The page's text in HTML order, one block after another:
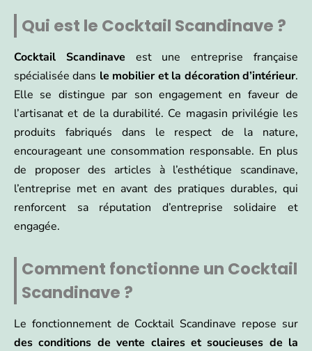
Qui est le Cocktail Scandinave ?
Cocktail Scandinave est une entreprise française
spécialisée dans le mobilier et la décoration d’intérieur.
Elle se distingue par son engagement en faveur de
l’artisanat et de la durabilité. Ce magasin privilégie les
produits fabriqués dans le respect de la nature,
encourageant une consommation responsable. En plus
de proposer des articles à l’esthétique scandinave,
l’entreprise met en avant des pratiques durables, qui
renforcent sa réputation d’entreprise solidaire et
engagée.
Comment fonctionne un Cocktail
Scandinave ?
Le fonctionnement de Cocktail Scandinave repose sur
des conditions de vente claires et soucieuses de la